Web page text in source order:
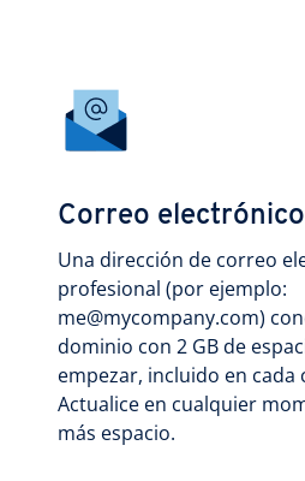
Correo electrónico
Una dirección de correo
profesional (por ejemplo:
me@mycompany.com)
dominio con 2 GB de
empezar, incluido en
Actualice en cualquier
más espacio.